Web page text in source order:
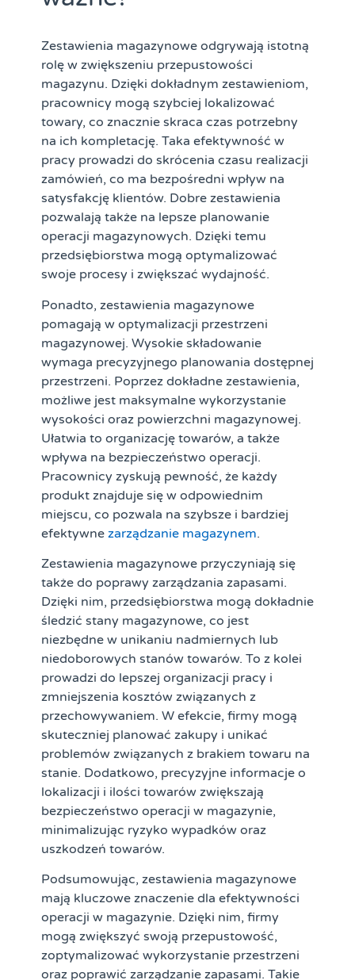
Zestawienia magazynowe odgrywają istotną
rolę w zwiększeniu przepustowości
magazynu. Dzięki dokładnym zestawieniom,
pracownicy mogą szybciej lokalizować
towary, co znacznie skraca czas potrzebny
na ich kompletację. Taka efektywność w
pracy prowadzi do skrócenia czasu realizacji
zamówień, co ma bezpośredni wpływ na
satysfakcję klientów. Dobre zestawienia
pozwalają także na lepsze planowanie
operacji magazynowych. Dzięki temu
przedsiębiorstwa mogą optymalizować
swoje procesy i zwiększać wydajność.
Ponadto, zestawienia magazynowe
pomagają w optymalizacji przestrzeni
magazynowej. Wysokie składowanie
wymaga precyzyjnego planowania dostępnej
przestrzeni. Poprzez dokładne zestawienia,
możliwe jest maksymalne wykorzystanie
wysokości oraz powierzchni magazynowej.
Ułatwia to organizację towarów, a także
wpływa na bezpieczeństwo operacji.
Pracownicy zyskują pewność, że każdy
produkt znajduje się w odpowiednim
miejscu, co pozwala na szybsze i bardziej
efektywne zarządzanie magazynem.
Zestawienia magazynowe przyczyniają się
także do poprawy zarządzania zapasami.
Dzięki nim, przedsiębiorstwa mogą dokładnie
śledzić stany magazynowe, co jest
niezbędne w unikaniu nadmiernych lub
niedoborowych stanów towarów. To z kolei
prowadzi do lepszej organizacji pracy i
zmniejszenia kosztów związanych z
przechowywaniem. W efekcie, firmy mogą
skuteczniej planować zakupy i unikać
problemów związanych z brakiem towaru na
stanie. Dodatkowo, precyzyjne informacje o
lokalizacji i ilości towarów zwiększają
bezpieczeństwo operacji w magazynie,
minimalizując ryzyko wypadków oraz
uszkodzeń towarów.
Podsumowując, zestawienia magazynowe
mają kluczowe znaczenie dla efektywności
operacji w magazynie. Dzięki nim, firmy
mogą zwiększyć swoją przepustowość,
zoptymalizować wykorzystanie przestrzeni
oraz poprawić zarządzanie zapasami. Takie